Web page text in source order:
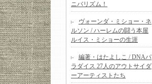
ニバリズム！
ヴォーンダ・ミショー・ネ
ルソン / ハーレムの闘う本屋
ルイス・ミショーの生涯
編著・はたよしこ / DNAパ
ラダイス 27人のアウトサイダ
ーアーティストたち